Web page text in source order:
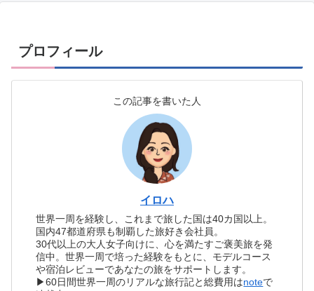
プロフィール
この記事を書いた人
イロハ
世界一周を経験し、これまで旅した国は40カ国以上。
国内47都道府県も制覇した旅好き会社員。
30代以上の大人女子向けに、心を満たすご褒美旅を発
信中。世界一周で培った経験をもとに、モデルコース
や宿泊レビューであなたの旅をサポートします。
▶60日間世界一周のリアルな旅行記と総費用はnoteで